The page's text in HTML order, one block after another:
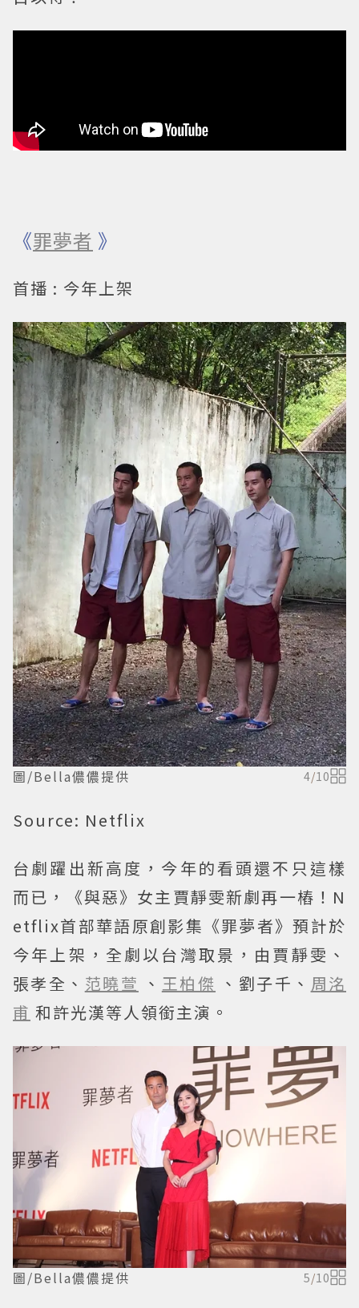
《罪夢者 》
首播 : 今年上架
圖/Bella儂儂提供 4/10
Source: Netflix
台劇躍出新高度，今年的看頭還不只這樣
而已，《與惡》女主賈靜雯新劇再一樁！N
etflix首部華語原創影集《罪夢者》預計於
今年上架，全劇以台灣取景，由賈靜雯、
張孝全、 范曉萱 、 王柏傑 、劉子千、 周洺
甫 和許光漢等人領銜主演。
圖/Bella儂儂提供 5/10